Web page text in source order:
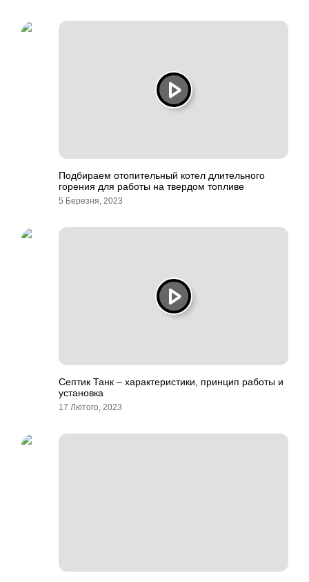
Подбираем отопительный котел длительного
горения для работы на твердом топливе
5 Березня, 2023
Септик Танк – характеристики, принцип работы и
установка
17 Лютого, 2023